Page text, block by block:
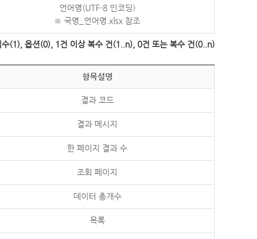
언어명(UTF-8 인코딩)
※ 국명_언어명.xlsx 참조
(1), 옵션(0), 1건 이상 복수 건(1..n), 0건 또는 복수 건(0..n)
항목설명
결과 코드
결과 메시지
한 페이지 결과 수
조회 페이지
데이터 총개수
목록